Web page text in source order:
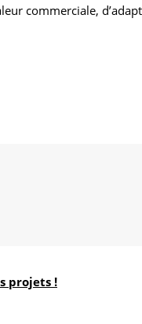
commerciale,
projets !